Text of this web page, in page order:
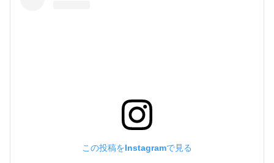
この投稿をInstagramで見る